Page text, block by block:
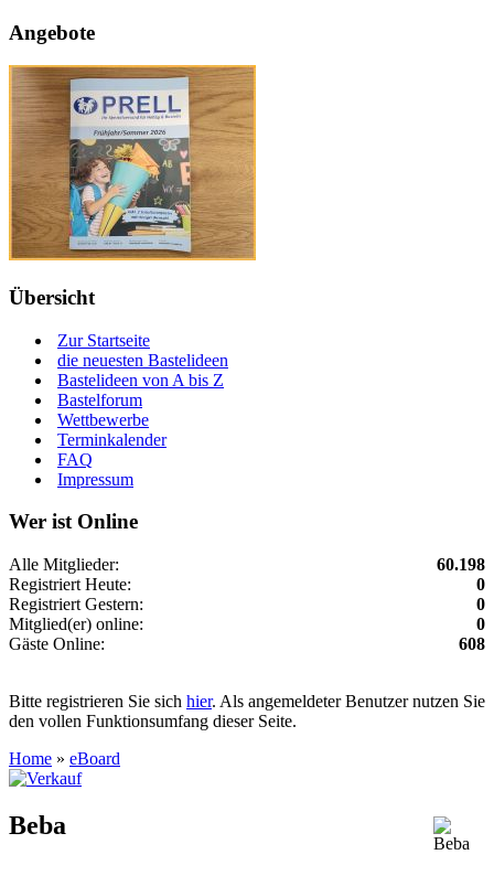
Angebote
Übersicht
Zur Startseite
die neuesten Bastelideen
Bastelideen von A bis Z
Bastelforum
Wettbewerbe
Terminkalender
FAQ
Impressum
Wer ist Online
Alle Mitglieder:
60.198
Registriert Heute:
0
Registriert Gestern:
0
Mitglied(er) online:
0
Gäste Online:
608
Bitte registrieren Sie sich hier. Als angemeldeter Benutzer nutzen Sie
den vollen Funktionsumfang dieser Seite.
Home » eBoard
Beba